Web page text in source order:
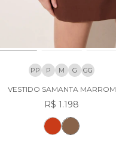
PP P M G GG
VESTIDO SAMANTA MARROM
R$ 1.198